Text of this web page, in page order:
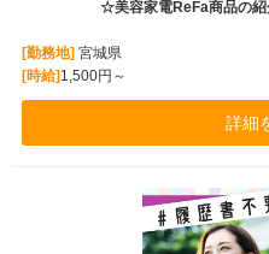
☆美容家電ReFa商品の
[勤務地]宮城県
[時給]1,500円～
詳細